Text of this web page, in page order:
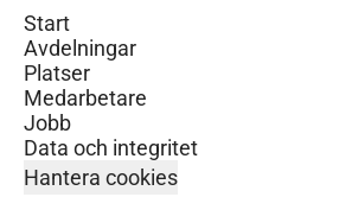
Start
Avdelningar
Platser
Medarbetare
Jobb
Data och integritet
Hantera cookies